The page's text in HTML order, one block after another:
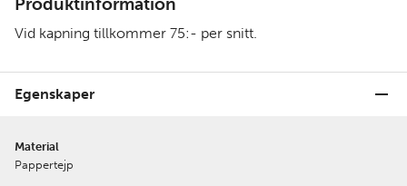
Vid kapning tillkommer 75:- per snitt.
Egenskaper
Material
Pappertejp